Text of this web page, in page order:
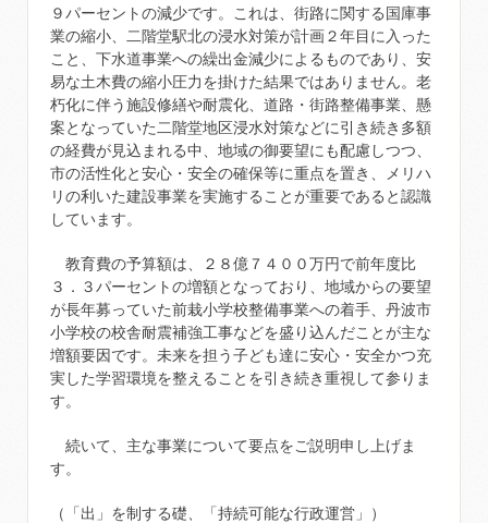
９パーセントの減少です。これは、街路に関する国庫事
業の縮小、二階堂駅北の浸水対策が計画２年目に入った
こと、下水道事業への繰出金減少によるものであり、安
易な土木費の縮小圧力を掛けた結果ではありません。老
朽化に伴う施設修繕や耐震化、道路・街路整備事業、懸
案となっていた二階堂地区浸水対策などに引き続き多額
の経費が見込まれる中、地域の御要望にも配慮しつつ、
市の活性化と安心・安全の確保等に重点を置き、メリハ
リの利いた建設事業を実施することが重要であると認識
しています。
教育費の予算額は、２８億７４００万円で前年度比
３．３パーセントの増額となっており、地域からの要望
が長年募っていた前栽小学校整備事業への着手、丹波市
小学校の校舎耐震補強工事などを盛り込んだことが主な
増額要因です。未来を担う子ども達に安心・安全かつ充
実した学習環境を整えることを引き続き重視して参りま
す。
続いて、主な事業について要点をご説明申し上げま
す。
（「出」を制する礎、「持続可能な行政運営」）